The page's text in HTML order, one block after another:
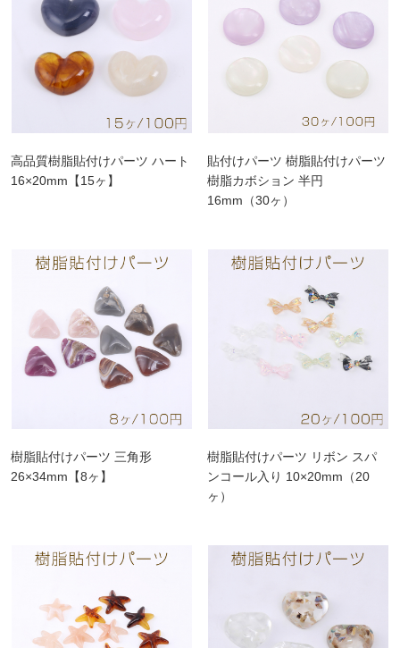
高品質樹脂貼付けパーツ ハート
16×20mm【15ヶ】
貼付けパーツ 樹脂貼付けパーツ
樹脂カボション 半円
16mm（30ヶ）
樹脂貼付けパーツ 三角形
26×34mm【8ヶ】
樹脂貼付けパーツ リボン スパ
ンコール入り 10×20mm（20
ヶ）